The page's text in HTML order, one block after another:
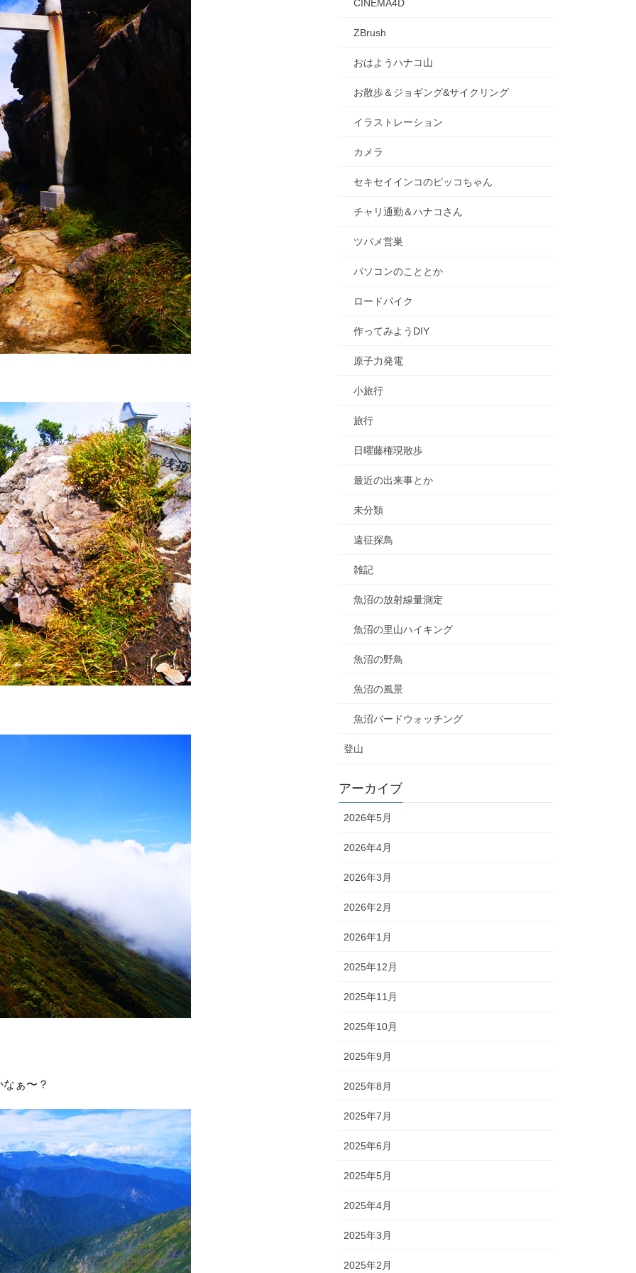
ぁ〜？
CINEMA4D
ZBrush
おはようハナコ山
お散歩＆ジョギング&サイクリング
イラストレーション
カメラ
セキセイインコのピッコちゃん
チャリ通勤＆ハナコさん
ツバメ営巣
パソコンのこととか
ロードバイク
作ってみようDIY
原子力発電
小旅行
旅行
日曜藤権現散歩
最近の出来事とか
未分類
遠征探鳥
雑記
魚沼の放射線量測定
魚沼の里山ハイキング
魚沼の野鳥
魚沼の風景
魚沼バードウォッチング
登山
アーカイブ
2026年5月
2026年4月
2026年3月
2026年2月
2026年1月
2025年12月
2025年11月
2025年10月
2025年9月
2025年8月
2025年7月
2025年6月
2025年5月
2025年4月
2025年3月
2025年2月